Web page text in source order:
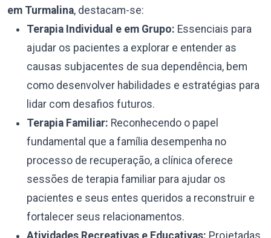
em Turmalina, destacam-se:
Terapia Individual e em Grupo: Essenciais para
ajudar os pacientes a explorar e entender as
causas subjacentes de sua dependência, bem
como desenvolver habilidades e estratégias para
lidar com desafios futuros.
Terapia Familiar: Reconhecendo o papel
fundamental que a família desempenha no
processo de recuperação, a clínica oferece
sessões de terapia familiar para ajudar os
pacientes e seus entes queridos a reconstruir e
fortalecer seus relacionamentos.
Atividades Recreativas e Educativas: Projetadas